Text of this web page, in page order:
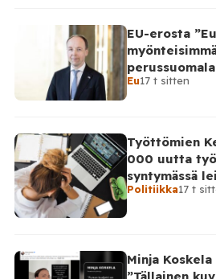
EU-erosta
takinkääntö
Eu17 t sitten
Työttömien
000 uutta
syntymässä
Politiikka17 t
Minja
”Tällainen